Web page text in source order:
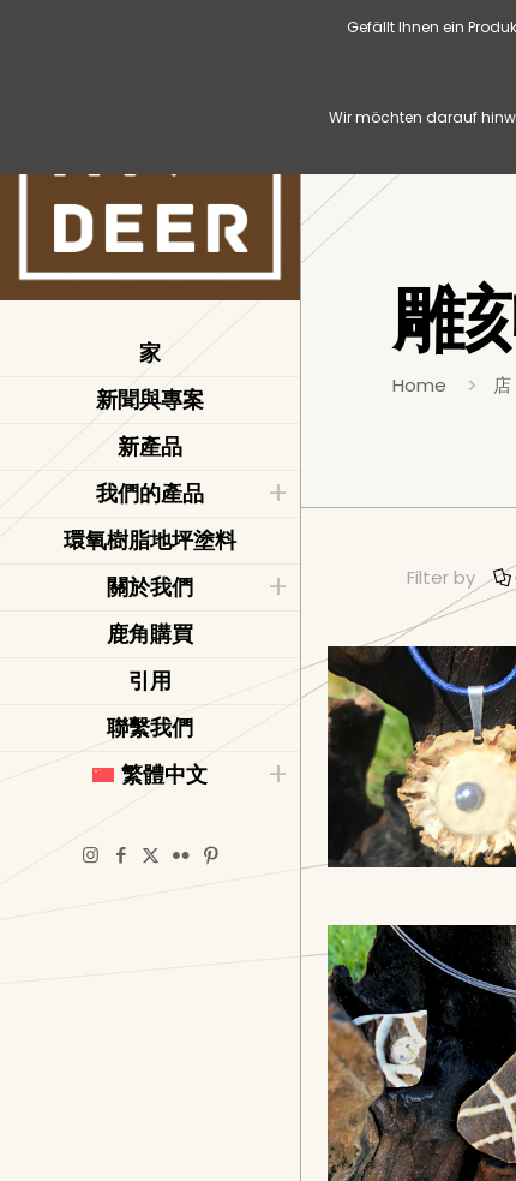
Gefällt Ihnen ein
Wir möchten darauf
家
新聞與專案
新產品
我們的產品
環氧樹脂地坪塗料
關於我們
鹿角購買
引用
聯繫我們
繁體中文
雕
Home 店
Filter by